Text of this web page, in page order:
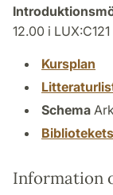
12.00 i
Kursplan
Schema
Information